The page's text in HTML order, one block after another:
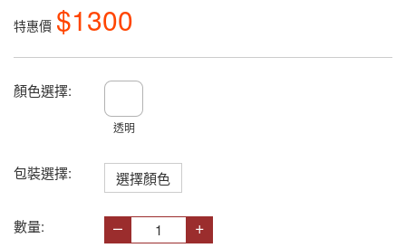
特惠價 $1300
顏色選擇:
透明
包裝選擇: 選擇顏色
數量: – +